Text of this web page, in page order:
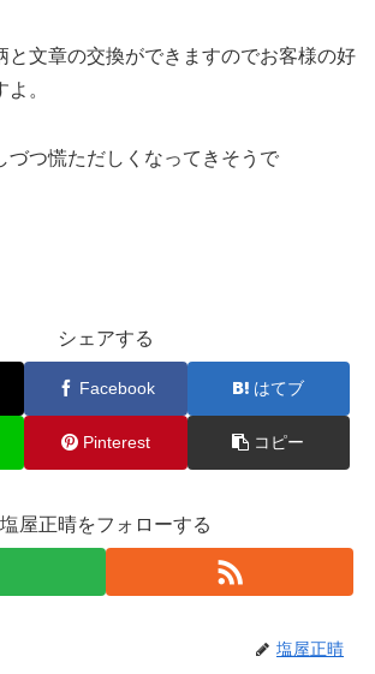
と文章の交換ができますのでお客様の好
。
づつ慌ただしくなってきそうで
シェアする
Facebook はてブ
Pinterest コピー
塩屋正晴をフォローする
塩屋正晴